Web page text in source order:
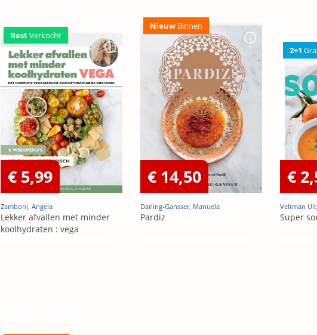
BestVerkocht
€ 5,99
Zamboni, Angela
Lekker afvallen met minder
koolhydraten : vega
Nieuw Binnen
€ 14,50
Darling-Gansser, Manuela
Pardiz
2+1
€
Veltman
Super